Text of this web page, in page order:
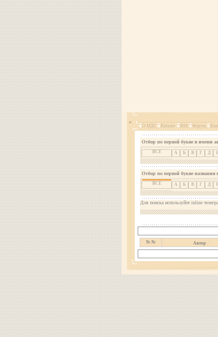
О МДС Каталог RSS Форум
Отбор по первой букве в имени
ВСЕ А Б В Г Д
Отбор по первой букве названия
ВСЕ А Б В Г Д
Для поиска используйте inline
№ № Автор